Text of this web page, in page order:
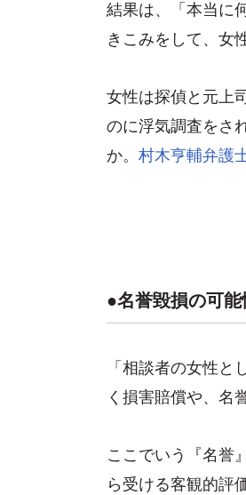
結果は、「本当に
きこみをして、女
女性は探偵と元上
のに浮気調査をさ
か。 村木亨輔弁護
●名誉毀損の可
「相談者の女性
く損害賠償や、名
ここでいう『名誉
ら受ける客観的評